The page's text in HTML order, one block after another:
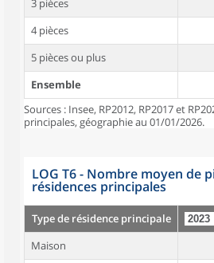
3 pièces
4 pièces
5 pièces ou plus
Ensemble
Sources : Insee, RP2012, RP2017 et
principales, géographie au 01/01/2026.
LOG T6 - Nombre moyen de
résidences principales
Type de résidence principale
Maison